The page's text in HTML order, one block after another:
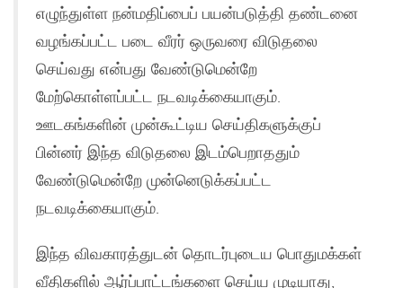
எழுந்துள்ள நன்மதிப்பைப் பயன்படுத்தி தண்டனை
வழங்கப்பட்ட படை வீரர் ஒருவரை விடுதலை
செய்வது என்பது வேண்டுமென்றே
மேற்கொள்ளப்பட்ட நடவடிக்கையாகும்.
ஊடகங்களின் முன்கூட்டிய செய்திகளுக்குப்
பின்னர் இந்த விடுதலை இடம்பெறாததும்
வேண்டுமென்றே முன்னெடுக்கப்பட்ட
நடவடிக்கையாகும்.
இந்த விவகாரத்துடன் தொடர்புடைய பொதுமக்கள்
வீதிகளில் ஆர்ப்பாட்டங்களை செய்ய முடியாது,